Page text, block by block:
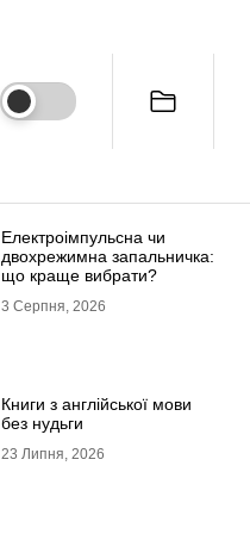
Електроімпульсна чи
двохрежимна запальничка:
що краще вибрати?
3 Серпня, 2026
Книги з англійської мови
без нудьги
23 Липня, 2026